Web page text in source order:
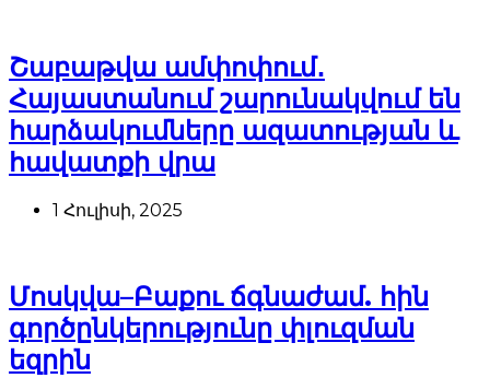
Շաբաթվա ամփոփում․
Հայաստանում շարունակվում են
հարձակումները ազատության և
հավատքի վրա
1 Հուլիսի, 2025
Մոսկվա–Բաքու ճգնաժամ. հին
գործընկերությունը փլուզման
եզրին